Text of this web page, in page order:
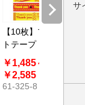
【10枚】プリン
トテープ
￥1,485～
￥2,585
61-325-8
サ